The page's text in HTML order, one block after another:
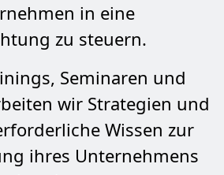
in eine
zu steuern.
Seminaren und
wir Strategien und
Wissen zur
ihres Unternehmens